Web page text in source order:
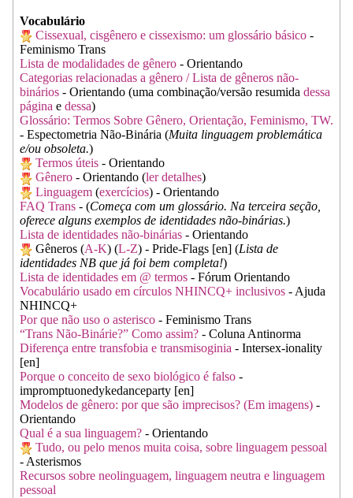
Vocabulário
Cissexual, cisgênero e cissexismo: um glossário básico -
Feminismo Trans
Lista de modalidades de gênero - Orientando
Categorias relacionadas a gênero / Lista de gêneros não-
binários - Orientando (uma combinação/versão resumida dessa
página e dessa)
Glossário: Termos Sobre Gênero, Orientação, Feminismo, TW.
- Espectometria Não-Binária (Muita linguagem problemática
e/ou obsoleta.)
Termos úteis - Orientando
Gênero - Orientando (ler detalhes)
Linguagem (exercícios) - Orientando
FAQ Trans - (Começa com um glossário. Na terceira seção,
oferece alguns exemplos de identidades não-binárias.)
Lista de identidades não-binárias - Orientando
Gêneros (A-K) (L-Z) - Pride-Flags [en] (Lista de
identidades NB que já foi bem completa!)
Lista de identidades em @ termos - Fórum Orientando
Vocabulário usado em círculos NHINCQ+ inclusivos - Ajuda
NHINCQ+
Por que não uso o asterisco - Feminismo Trans
“Trans Não-Binárie?” Como assim? - Coluna Antinorma
Diferença entre transfobia e transmisoginia - Intersex-ionality
[en]
Porque o conceito de sexo biológico é falso -
impromptuonedykedanceparty [en]
Modelos de gênero: por que são imprecisos? (Em imagens) -
Orientando
Qual é a sua linguagem? - Orientando
Tudo, ou pelo menos muita coisa, sobre linguagem pessoal
- Asterismos
Recursos sobre neolinguagem, linguagem neutra e linguagem
pessoal